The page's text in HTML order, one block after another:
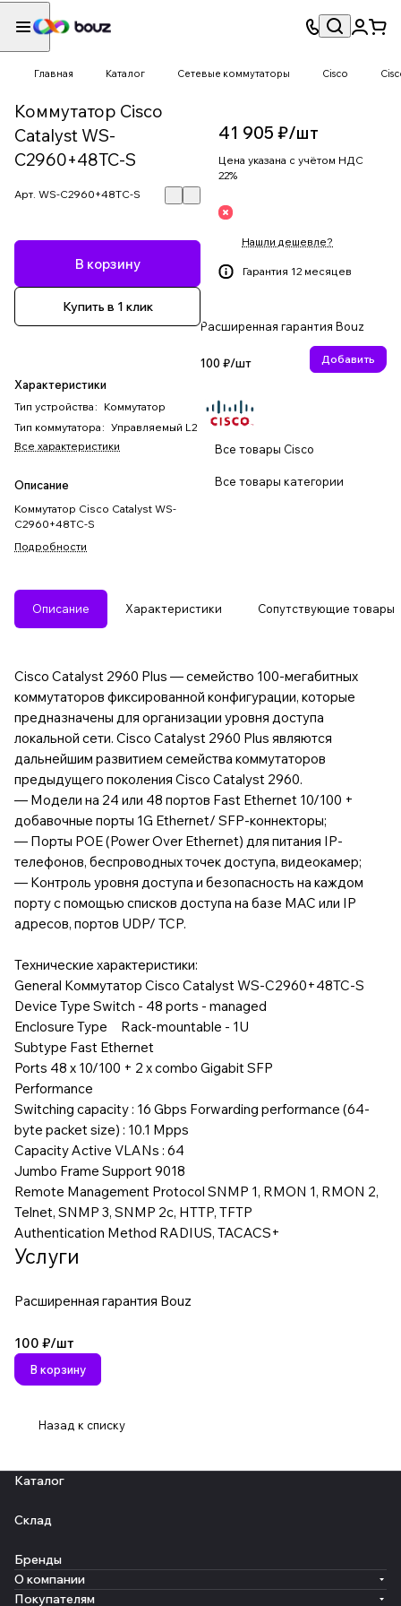
Главная Каталог Сетевые коммутаторы Cisco
Коммутатор Cisco
Catalyst WS-
C2960+48TC-S
Арт. WS-C2960+48TC-S
В корзину
Купить в 1 клик
Характеристики
Тип устройства : Коммутатор
Тип коммутатора : Управляемый L2
Все характеристики
Описание
Коммутатор Cisco Catalyst WS-
C2960+48TC-S
Подробности
41 905 ₽/шт
Цена указана с учётом НДС
22%
Нашли дешевле?
Гарантия 12 месяцев
Расширенная гарантия Bouz
100 ₽/шт Добавить
Все товары Cisco
Все товары категории
Описание Характеристики Сопутствующие товары
Cisco Catalyst 2960 Plus — семейство 100-мегабитных
коммутаторов фиксированной конфигурации, которые
предназначены для организации уровня доступа
локальной сети. Cisco Catalyst 2960 Plus являются
дальнейшим развитием семейства коммутаторов
предыдущего поколения Cisco Catalyst 2960.
— Модели на 24 или 48 портов Fast Ethernet 10/100 +
добавочные порты 1G Ethernet/ SFP-коннекторы;
— Порты POE (Power Over Ethernet) для питания IP-
телефонов, беспроводных точек доступа, видеокамер;
— Контроль уровня доступа и безопасность на каждом
порту с помощью списков доступа на базе MAC или IP
адресов, портов UDP/ TCP.
Технические характеристики:
General Коммутатор Cisco Catalyst WS-C2960+48TC-S
Device Type Switch - 48 ports - managed
Enclosure Type Rack-mountable - 1U
Subtype Fast Ethernet
Ports 48 x 10/100 + 2 x combo Gigabit SFP
Performance
Switching capacity : 16 Gbps Forwarding performance (64-
byte packet size) : 10.1 Mpps
Capacity Active VLANs : 64
Jumbo Frame Support 9018
Remote Management Protocol SNMP 1, RMON 1, RMON 2,
Telnet, SNMP 3, SNMP 2c, HTTP, TFTP
Authentication Method RADIUS, TACACS+
Услуги
Расширенная гарантия Bouz
100 ₽/шт
В корзину
Назад к списку
Каталог
Склад
Бренды
О компании
Покупателям